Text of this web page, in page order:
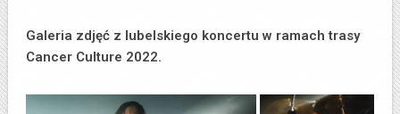
Galeria zdjęć z lubelskiego koncertu w ramach trasy
Cancer Culture 2022.